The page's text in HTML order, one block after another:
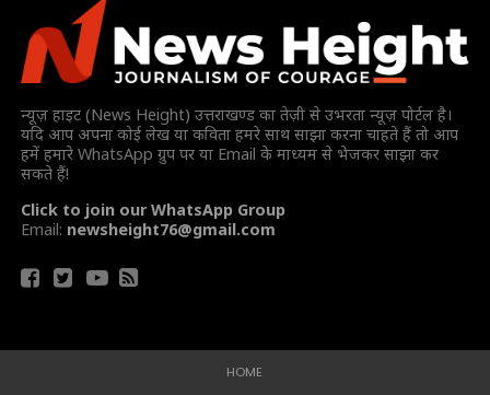
न्यूज़ हाइट (News Height) उत्तराखण्ड का तेज़ी से उभरता न्यूज़ पोर्टल है।
यदि आप अपना कोई लेख या कविता हमरे साथ साझा करना चाहते हैं तो आप
हमें हमारे WhatsApp ग्रुप पर या Email के माध्यम से भेजकर साझा कर
सकते हैं!
Click to join our WhatsApp Group
Email: newsheight76@gmail.com
HOME